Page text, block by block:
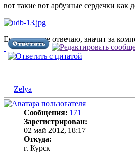
вот такие вот арбузные сердечки как
Если я вам не отвечаю, значит за
Zelya
Сообщения: 171
Зарегистрирован:
02 май 2012, 18:17
Откуда:
г. Курск